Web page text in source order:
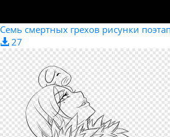
Семь смертных грехов рисунки
27